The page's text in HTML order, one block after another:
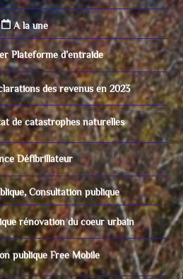
A la une
Plateforme d’entraide
des revenus en 2023
de catastrophes naturelles
Défibrillateur
Consultation publique
rénovation du coeur urbain
publique Free Mobile